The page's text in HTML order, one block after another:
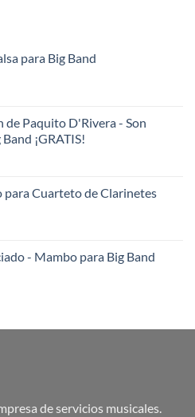
para Big Band
de Paquito D'Rivera - Son
¡GRATIS!
Cuarteto de Clarinetes
- Mambo para Big Band
de servicios musicales.